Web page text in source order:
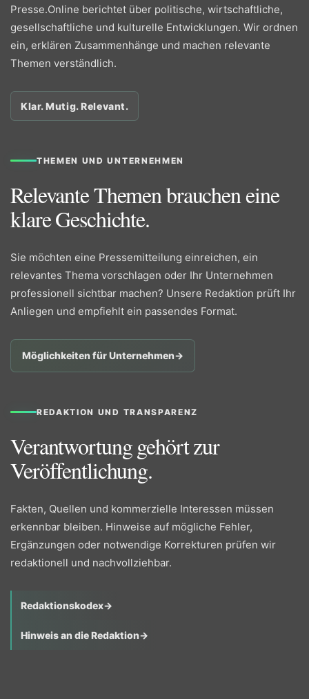
Presse.Online berichtet über politische, wirtschaftliche,
gesellschaftliche und kulturelle Entwicklungen. Wir ordnen
ein, erklären Zusammenhänge und machen relevante
Themen verständlich.
Klar. Mutig. Relevant.
THEMEN UND UNTERNEHMEN
Relevante Themen brauchen eine
klare Geschichte.
Sie möchten eine Pressemitteilung einreichen, ein
relevantes Thema vorschlagen oder Ihr Unternehmen
professionell sichtbar machen? Unsere Redaktion prüft Ihr
Anliegen und empfiehlt ein passendes Format.
Möglichkeiten für Unternehmen→
REDAKTION UND TRANSPARENZ
Verantwortung gehört zur
Veröffentlichung.
Fakten, Quellen und kommerzielle Interessen müssen
erkennbar bleiben. Hinweise auf mögliche Fehler,
Ergänzungen oder notwendige Korrekturen prüfen wir
redaktionell und nachvollziehbar.
Redaktionskodex→
Hinweis an die Redaktion→